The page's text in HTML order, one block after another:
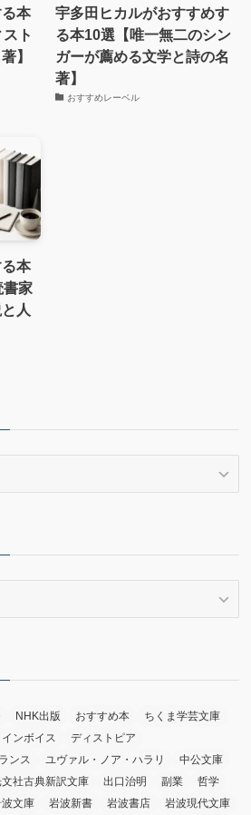
本
ト
】
宇多田ヒカルがおすすめす
る本10選【唯一無二のシン
ガーが薦める文学と詩の名
著】
おすすめレーベル
本
書家
人
NHK出版 おすすめ本
ちくま学芸文庫
インボイス
ディストピア
ンス ユヴァル・ノア・ハラリ
中公文庫
文社古典新訳文庫 出口治明 副業
哲学
波文庫 岩波新書 岩波書店 岩波現代文庫